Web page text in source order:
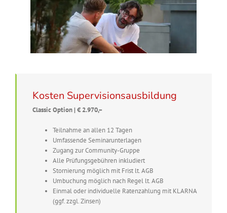
Kosten Supervisionsausbildung
Classic Option | € 2.970,–
Teilnahme an allen 12 Tagen
Umfassende Seminarunterlagen
Zugang zur Community-Gruppe
Alle Prüfungsgebühren inkludiert
Stornierung möglich mit Frist lt. AGB
Umbuchung möglich nach Regel lt. AGB
Einmal oder individuelle Ratenzahlung mit KLARNA
(ggf. zzgl. Zinsen)